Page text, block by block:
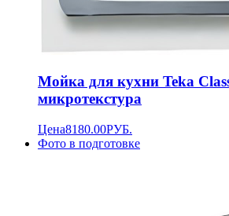
Мойка для кухни Teka
микротекстура
Цена8180.00РУБ.
Фото в подготовке